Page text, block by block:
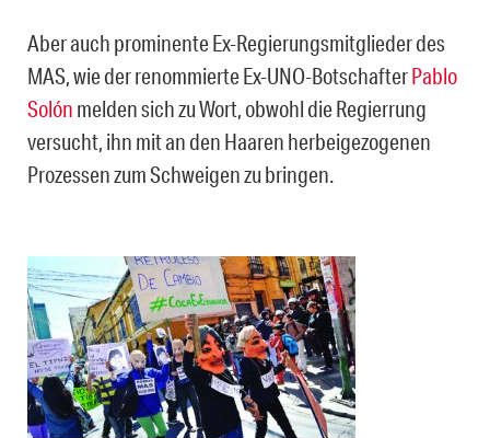
Aber auch prominente Ex-Regierungsmitglieder des
MAS, wie der renommierte Ex-UNO-BotschafterPablo
Solón melden sich zu Wort, obwohl die Regierrung
versucht, ihn mit an den Haaren herbeigezogenen
Prozessen zum Schweigen zu bringen.